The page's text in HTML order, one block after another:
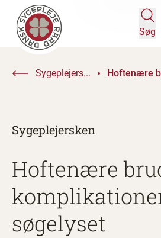
Søg
Sygeplejers... Hoftenære
Sygeplejersken
Hoftenære
søgelyset